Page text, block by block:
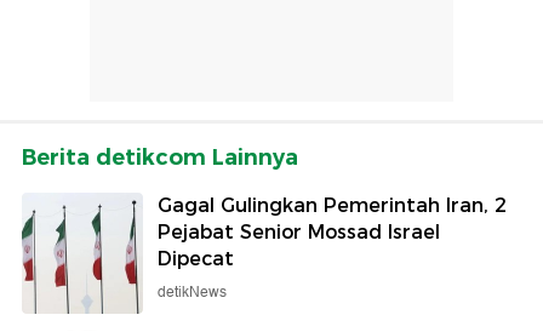
Berita detikcom Lainnya
Gagal Gulingkan Pemerintah Iran, 2
Pejabat Senior Mossad Israel
Dipecat
detikNews